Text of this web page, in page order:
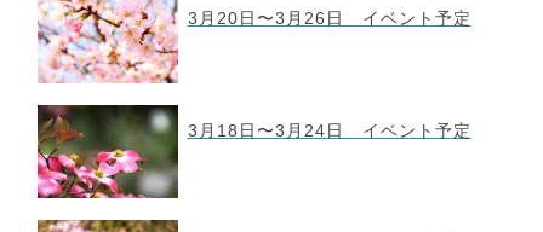
3月20日〜3月26日 イベント予定
3月18日〜3月24日 イベント予定